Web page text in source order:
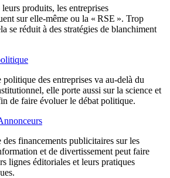
produits, les entreprises
sur elle-même ou la « RSE ». Trop
se réduit à des stratégies de blanchiment
politique des entreprises va au-delà du
elle porte aussi sur la science et
de faire évoluer le débat politique.
des financements publicitaires sur les
et de divertissement peut faire
lignes éditoriales et leurs pratiques